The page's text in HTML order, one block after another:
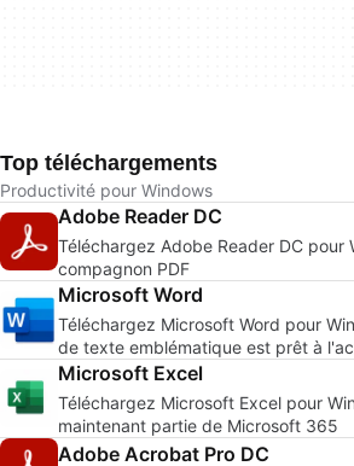
Top téléchargements
Productivité pour Windows
Adobe Reader DC
Téléchargez Adobe Reader DC pour
compagnon PDF
Microsoft Word
Téléchargez Microsoft Word pour
de texte emblématique est prêt à
Microsoft Excel
Téléchargez Microsoft Excel pour
maintenant partie de Microsoft 365
Adobe Acrobat Pro DC